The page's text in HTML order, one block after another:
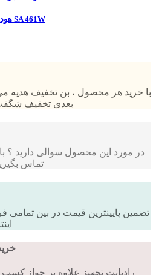
هود آشپزخانه استیل البرز مدل SA 461W
با خرید هر محصول ، بن تخفیف هدیه
بعدی تخفیف شگفت
در مورد این محصول سوالی دارید ؟
تماس
تضمین پایینترین قیمت در بین تمامی
رادیانت تجهیز علاوه بر جواز